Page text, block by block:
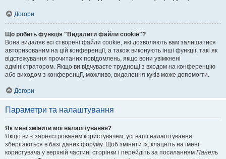
Догори
Що робить функція "Видалити файли cookie"?
Вона видаляє всі створені файли cookie, які дозволяють вам залишатися
авторизованим на цій конференції, а також виконують інші функції, такі як
відстежування прочитаних повідомлень, якщо вони увімкнені
адміністратором. Якщо ви відчуваєте труднощі з входом на конференцію
або виходом з конференції, можливо, видалення куків може допомогти.
Догори
Параметри та налаштування
Як мені змінити мої налаштування?
Якщо ви є зареєстрованим користувачем, усі ваші налаштування
зберігаються в базі даних форуму. Щоб змінити їх, клацніть на імені
користувача у верхній частині сторінки і перейдіть за посиланням Панель